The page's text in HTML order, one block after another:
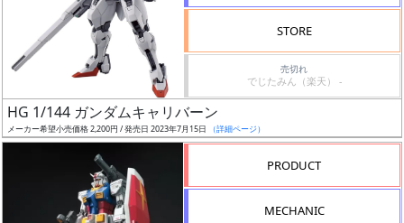
舗
STORE
売切れ
でじたみん（楽天） -
HG 1/144 ガンダムキャリバーン
メーカー希望小売価格 2,200円 / 発売日 2023年7月15日 （詳細ページ）
PRODUCT
MECHANIC